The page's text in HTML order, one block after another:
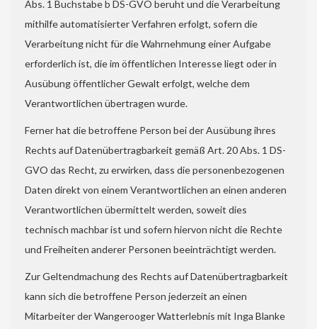
Abs. 1 Buchstabe b DS-GVO beruht und die Verarbeitung
mithilfe automatisierter Verfahren erfolgt, sofern die
Verarbeitung nicht für die Wahrnehmung einer Aufgabe
erforderlich ist, die im öffentlichen Interesse liegt oder in
Ausübung öffentlicher Gewalt erfolgt, welche dem
Verantwortlichen übertragen wurde.
Ferner hat die betroffene Person bei der Ausübung ihres
Rechts auf Datenübertragbarkeit gemäß Art. 20 Abs. 1 DS-
GVO das Recht, zu erwirken, dass die personenbezogenen
Daten direkt von einem Verantwortlichen an einen anderen
Verantwortlichen übermittelt werden, soweit dies
technisch machbar ist und sofern hiervon nicht die Rechte
und Freiheiten anderer Personen beeinträchtigt werden.
Zur Geltendmachung des Rechts auf Datenübertragbarkeit
kann sich die betroffene Person jederzeit an einen
Mitarbeiter der Wangerooger Watterlebnis mit Inga Blanke